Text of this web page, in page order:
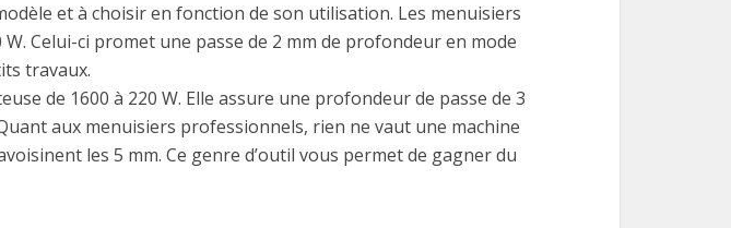
et à choisir en fonction de son utilisation. Les menuisiers
Celui-ci promet une passe de 2 mm de profondeur en mode
travaux.
de 1600 à 220 W. Elle assure une profondeur de passe de 3
aux menuisiers professionnels, rien ne vaut une machine
les 5 mm. Ce genre d’outil vous permet de gagner du